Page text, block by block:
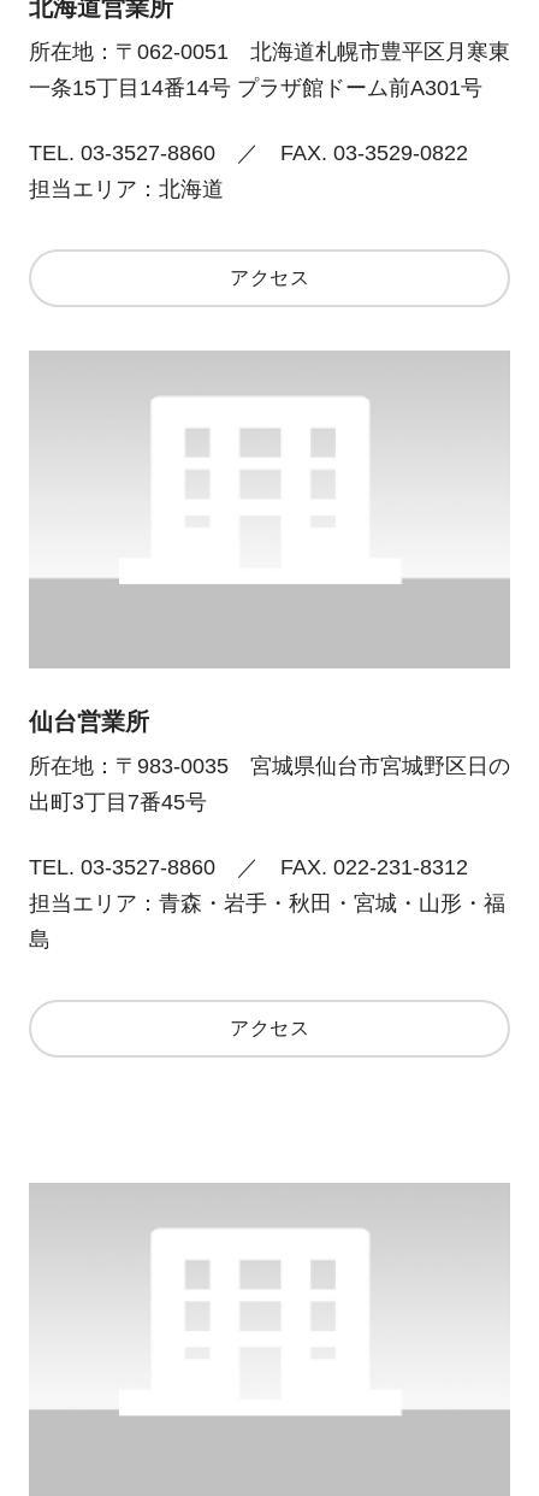
北海道営業所
所在地：〒062-0051 北海道札幌市豊平区月寒東
一条15丁目14番14号 プラザ館ドーム前A301号
TEL. 03-3527-8860 ／ FAX. 03-3529-0822
担当エリア：北海道
アクセス
仙台営業所
所在地：〒983-0035 宮城県仙台市宮城野区日の
出町3丁目7番45号
TEL. 03-3527-8860 ／ FAX. 022-231-8312
担当エリア：青森・岩手・秋田・宮城・山形・福
島
アクセス